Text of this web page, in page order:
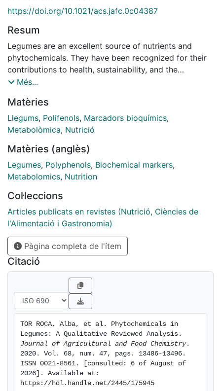
https://doi.org/10.1021/acs.jafc.0c04387
Resum
Legumes are an excellent source of nutrients and
phytochemicals. They have been recognized for their
contributions to health, sustainability, and the
economy. Although legumes comprise several species
their phytochemical composition and the magnitude of
these. Therefore, the aim of this review is to describe
and compare the qualitative profile of phytochemicals
and GC-MS methods. Among the 478 phytochemicals
reported in 52 varieties of legumes, phenolic
compounds were by far the most frequently described
were used to visualize the qualitative differences,
showing beans to be the most widely analyzed
legumes and those with the highest number of
discriminant phytochemicals (n = 180, 38%). A Venn
diagram showed that lentils, beans, soybeans, and
chickpeas shared only 7% of their compounds. This
work highlighted the huge chemical diversity among
legumes and identified the need for further research in
this field and the use of metabolomics as a promising
tool to achieve it.
Més...
Matèries
Llegums, Polifenols, Marcadors bioquímics,
Metabolòmica, Nutrició
Matèries (anglès)
Legumes, Polyphenols, Biochemical markers,
Metabolomics, Nutrition
Col·leccions
Articles publicats en revistes (Nutrició, Ciències de
l'Alimentació i Gastronomia)
Pàgina completa de l'ítem
Citació
TOR ROCA, Alba, et al. Phytochemicals in
Journal of Agricultural and Food Chemistry.
2020. Vol. 68, num. 47, pags. 13486-13496.
ISSN 0021-8561. [consulted: 6 of August of
2026]. Available at:
https://hdl.handle.net/2445/175945